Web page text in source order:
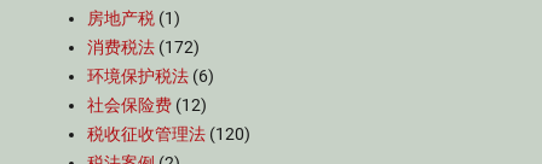
房地产税 (1)
消费税法 (172)
环境保护税法 (6)
社会保险费 (12)
税收征收管理法 (120)